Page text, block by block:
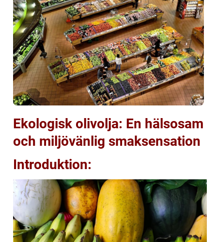
Ekologisk olivolja: En hälsosam
och miljövänlig smaksensation
Introduktion: